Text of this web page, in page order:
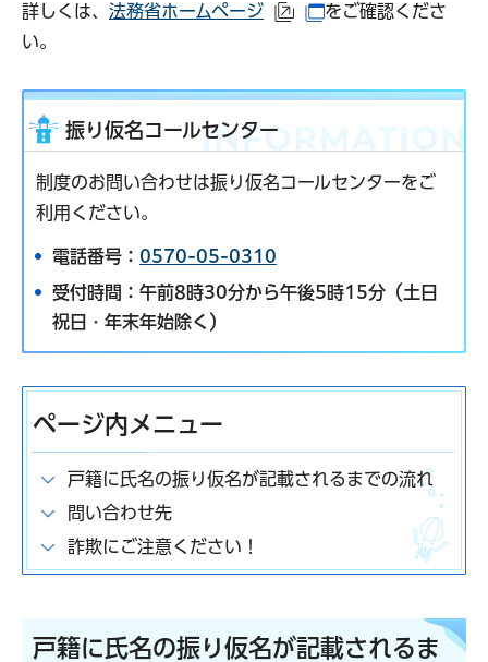
詳しくは、 法務省ホームページ （外部サイトへリンク）
（別ウインドウで開
をご確認くださ
い。
振り仮名コールセンター
制度のお問い合わせは振り仮名コールセンターをご
利用ください。
電話番号： 0570-05-0310
受付時間：午前8時30分から午後5時15分（土日
祝日・年末年始除く）
ページ内メニュー
戸籍に氏名の振り仮名が記載されるまでの流れ
問い合わせ先
詐欺にご注意ください！
戸籍に氏名の振り仮名が記載されるま